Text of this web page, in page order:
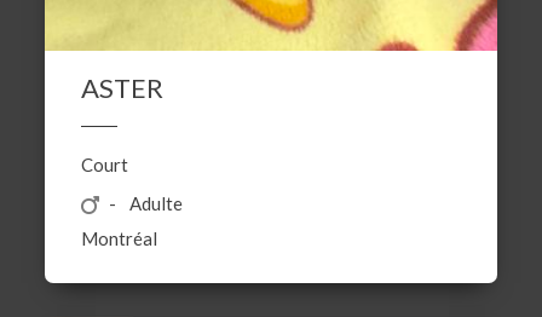
ASTER
Court
Adulte
Montréal